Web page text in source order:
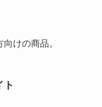
けの商品。
ト